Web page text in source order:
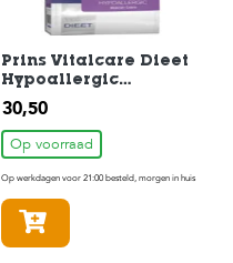
Prins Vitalcare Dieet
Hypoallergic
Moderate Cal
Kattenvoer 1,5 kg
30,50
Op voorraad
Op werkdagen voor 21:00 besteld, morgen in huis